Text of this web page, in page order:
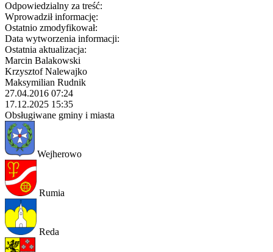
Odpowiedzialny za treść:
Wprowadził informację:
Ostatnio zmodyfikował:
Data wytworzenia informacji:
Ostatnia aktualizacja:
Marcin Balakowski
Krzysztof Nalewajko
Maksymilian Rudnik
27.04.2016 07:24
17.12.2025 15:35
Obsługiwane gminy i miasta
Wejherowo
Rumia
Reda